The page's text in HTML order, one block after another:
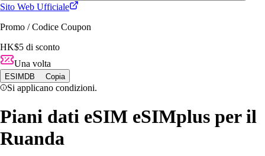
Sito Web Ufficiale
Promo / Codice Coupon
HK$5 di sconto
Una volta
ESIMDB Copia
Si applicano condizioni.
Piani dati eSIM eSIMplus per il
Ruanda